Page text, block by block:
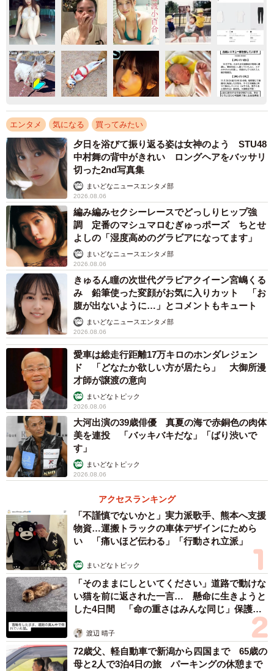
エンタメ 気になる 買ってみたい
夕日を浴びて振り返る姿は女神のよう STU48
中村舞の背中がきれい ロングヘアをバッサリ
切った2nd写真集
まいどなニュースエンタメ部
2026.08.06
編み編みセクシーレースでどっしりヒップ強
調 定番のマシュマロむぎゅっポーズ ちとせ
よしの「湿度高めのグラビアになってます」
まいどなニュースエンタメ部
2026.08.06
きゅるん瞳の次世代グラビアクイーン宮嶋くる
み 鉛筆使った変顔がお気に入りカット 「お
腹が出ないように…」とコメントもキュート
まいどなニュースエンタメ部
2026.08.06
愛車は総走行距離17万キロのホンダレジェン
ド 「どなたか欲しい方が居たら」 大御所漫
才師が譲渡の意向
まいどなトピック
2026.08.06
大河出演の39歳俳優 真夏の海で赤銅色の肉体
美を連投 「バッキバキだな」「ばり渋いで
す」
まいどなトピック
2026.08.06
アクセスランキング
「不謹慎でないかと」実力派歌手、熊本へ支援
物資…運搬トラックの車体デザインにためら
い 「痛いほど伝わる」「行動され立派」
まいどなトピック
「そのままにしといてください」道路で動けな
い猫を前に返された一言… 懸命に生きようと
した4日間 「命の重さはみんな同じ」保護団
渡辺 晴子
72歳父、軽自動車で新潟から四国まで 65歳の
母と2人で3泊4日の旅 パーキングの休憩まで